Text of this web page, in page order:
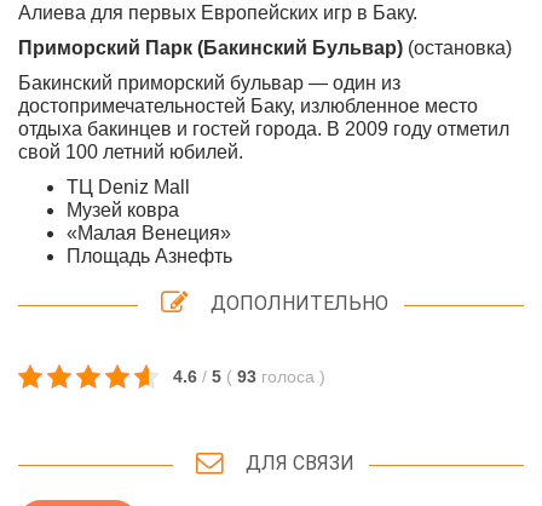
Алиева для первых Европейских игр в Баку.
Приморский Парк (Бакинский Бульвар) (остановка)
Бакинский приморский бульвар — один из
достопримечательностей Баку, излюбленное место
отдыха бакинцев и гостей города. В 2009 году отметил
свой 100 летний юбилей.
ТЦ Deniz Mall
⁠Музей ковра
«Малая Венеция»
⁠Площадь Азнефть
ДОПОЛНИТЕЛЬНО
4.6 / 5 ( 93 голоса )
ДЛЯ СВЯЗИ